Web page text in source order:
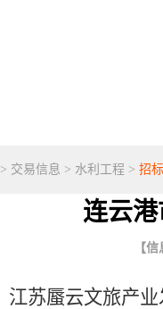
> 交易信息 > 水利工程 > 招
连云
【
江苏蜃云文旅产